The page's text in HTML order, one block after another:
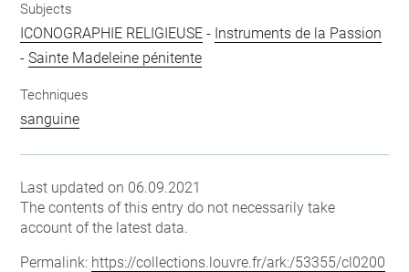
Subjects
ICONOGRAPHIE RELIGIEUSE - Instruments de la Passion
-Sainte Madeleine pénitente
Techniques
sanguine
Last updated on 06.09.2021
The contents of this entry do not necessarily take
account of the latest data.
Permalink: https://collections.louvre.fr/ark:/53355/cl0200